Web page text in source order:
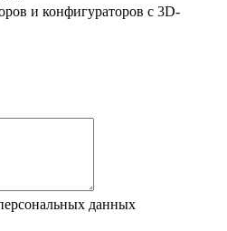
и конфигураторов с 3D-
данных